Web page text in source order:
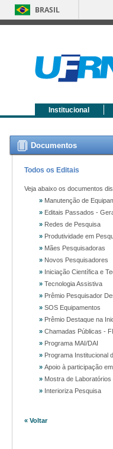
BRASIL
Institucional
Documentos
Todos os Editais
Veja abaixo os documentos
» Manutenção de
» Editais Passados -
» Redes de Pesquisa
» Produtividade em
» Mães Pesquisadoras
» Novos Pesquisadores
» Iniciação Científica e
» Tecnologia Assistiva
» Prêmio Pesquisador
» SOS Equipamentos
» Prêmio Destaque na
» Chamadas Públicas -
» Programa MAI/DAI
» Programa Institucional
» Apoio à participação
» Mostra de
» Interioriza Pesquisa
« Voltar